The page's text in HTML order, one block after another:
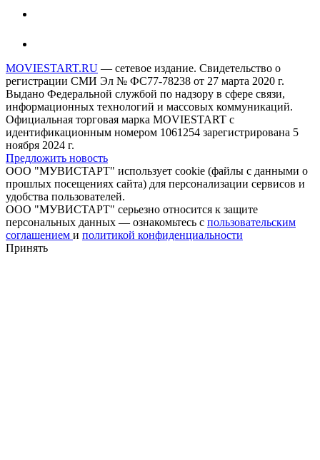
MOVIESTART.RU — сетевое издание. Свидетельство о
регистрации СМИ Эл № ФС77-78238 от 27 марта 2020 г.
Выдано Федеральной службой по надзору в сфере связи,
информационных технологий и массовых коммуникаций.
Официальная торговая марка MOVIESTART с
идентификационным номером 1061254 зарегистрирована 5
ноября 2024 г.
Предложить новость
ООО "МУВИСТАРТ" использует cookie (файлы с данными о
прошлых посещениях сайта) для персонализации сервисов и
удобства пользователей.
ООО "МУВИСТАРТ" серьезно относится к защите
персональных данных — ознакомьтесь с пользовательским
соглашением и политикой конфиденциальности
Принять